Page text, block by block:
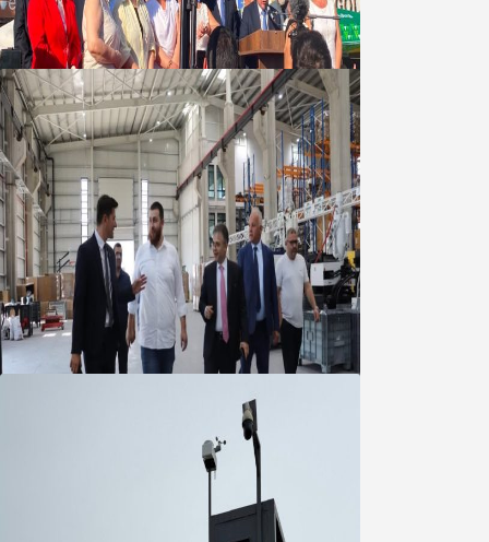
Yeni Parti Bandırma Teşkilatı kuruldu
06 Ağustos 2026
Marmara OSB Müteşebbis Heyeti
Toplantısı gerçekleştirildi
05 Ağustos 2026